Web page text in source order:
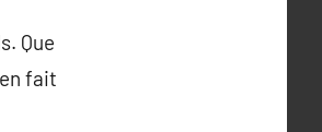
Que
fait